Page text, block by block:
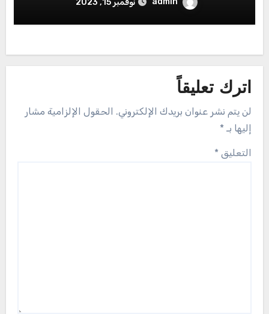
نوفمبر 15, 2023
اترك تعليقاً
لن يتم نشر عنوان بريدك الإلكتروني. الحقول الإلزامية مشار
إليها بـ *
التعليق *